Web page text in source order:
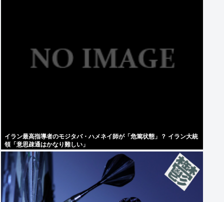
イラン最高指導者のモジタバ・ハメネイ師が「危篤状態」？ イラン大統
領「意思疎通はかなり難しい」